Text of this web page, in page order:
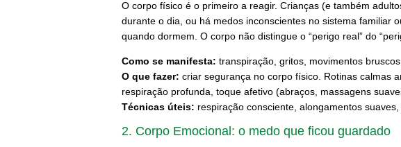
O corpo físico é o primeiro a reagir. Crianças (e também
durante o dia, ou há medos inconscientes no sistema familiar
quando dormem. O corpo não distingue o “perigo real” do
Como se manifesta: transpiração, gritos, movimentos
O que fazer: criar segurança no corpo físico. Rotinas calmas
respiração profunda, toque afetivo (abraços, massagens
Técnicas úteis: respiração consciente, alongamentos
2. Corpo Emocional: o medo que ficou guardado